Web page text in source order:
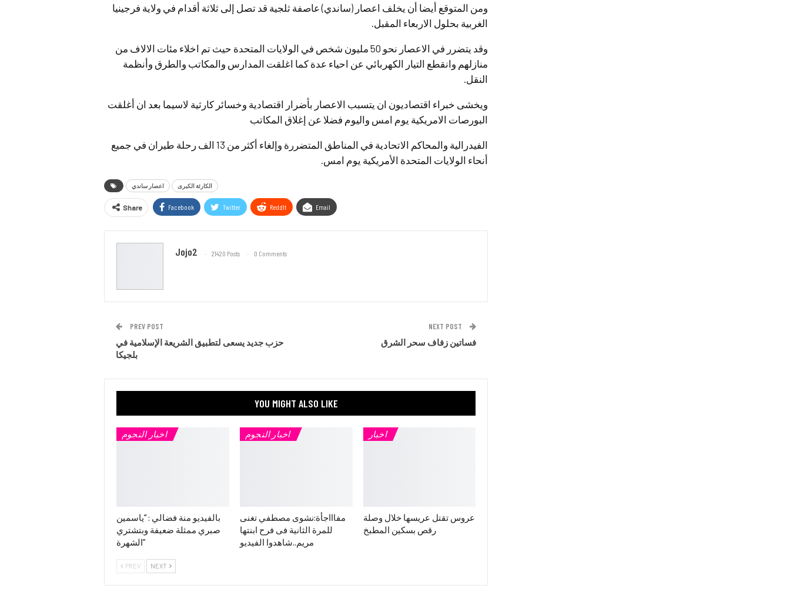
ومن المتوقع أيضا أن يخلف اعصار (ساندي) عاصفة ثلجية قد تصل إلى ثلاثة أقدام في ولاية فرجينيا
الغربية بحلول الاربعاء المقبل.
وقد يتضرر في الاعصار نحو 50 مليون شخص في الولايات المتحدة حيث تم اخلاء مئات الالاف من
منازلهم وانقطع التيار الكهربائي عن احياء عدة كما اغلقت المدارس والمكاتب والطرق وأنظمة
النقل.
ويخشى خبراء اقتصاديون ان يتسبب الاعصار بأضرار اقتصادية وخسائر كارثية لاسيما بعد ان أغلقت
البورصات الامريكية يوم امس واليوم فضلا عن إغلاق المكاتب
الفيدرالية والمحاكم الاتحادية في المناطق المتضررة وإلغاء أكثر من 13 الف رحلة طيران في جميع
أنحاء الولايات المتحدة الأمريكية يوم امس.
اعصار ساندي الكارثة الكبرى
Share Facebook Twitter ReddIt Email
Jojo2 21420 Posts 0 Comments
PREV POST
حزب جديد يسعى لتطبيق الشريعة الإسلامية في
بلجيكا
NEXT POST
فساتين زفاف سحر الشرق
YOU MIGHT ALSO LIKE
اخبار النجوم
بالفيديو منة فضالي : “ياسمين
صبري ممثلة ضعيفة وبتشتري
الشهرة”
اخبار النجوم
مفاااجأة:نشوى مصطفي تغنى
للمرة الثانية فى فرح ابنتها
مريم..شاهدوا الفيديو
اخبار
عروس تقتل عريسها خلال وصلة
رقص بسكين المطبخ
PREV NEXT